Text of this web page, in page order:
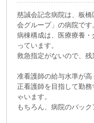
慈誠会記念病院は、板
会グループ」の病院です
病棟構成は、医療療養
っています。
救急指定がないので、残
准看護師の給与水準が高
正看護師を目指して勤
ゃいます。
もちろん、病院のバック